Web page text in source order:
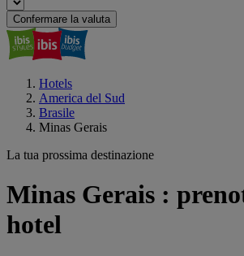
Confermare la valuta
Hotels
America del Sud
Brasile
Minas Gerais
La tua prossima destinazione
Minas Gerais :
hotel